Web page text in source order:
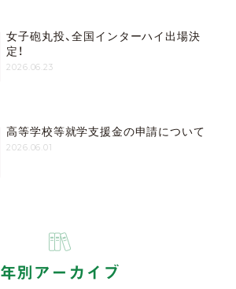
女子砲丸投、全国インターハイ出場決
定！
2026.06.23
高等学校等就学支援金の申請について
2026.06.01
年別アーカイブ